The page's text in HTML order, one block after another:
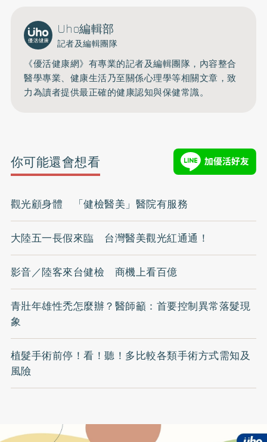
Uho編輯部
記者及編輯團隊
《優活健康網》有專業的記者及編輯團隊，內容整合
醫學專業、健康生活乃至關係心理學等相關文章，致
力為讀者提供最正確的健康認知與保健常識。
你可能還會想看
觀光顧身體 「健檢醫美」醫院有服務
大陸五一長假來臨 台灣醫美觀光紅通通！
影音／陸客來台健檢 商機上看百億
青壯年雄性禿怎麼辦？醫師籲：首要控制異常落髮現
象
植髮手術前停！看！聽！多比較各類手術方式需知及
風險